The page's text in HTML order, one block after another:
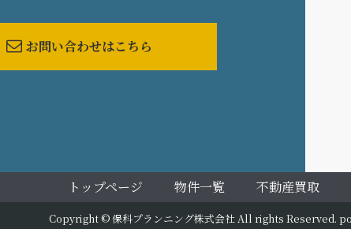
お問い合わせはこちら
トップページ 物件一覧 不動産買取
Copyright © 保科プランニング株式会社 All rights Reserved.